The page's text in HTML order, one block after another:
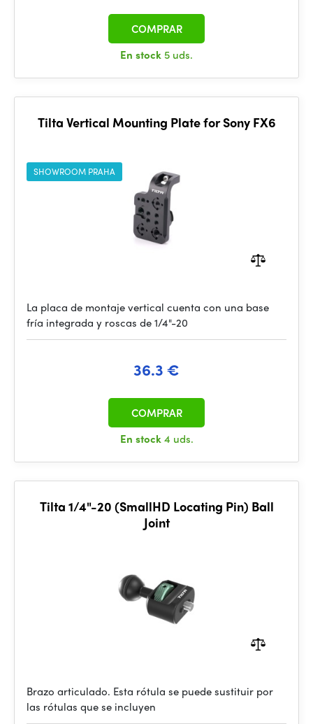
En stock 5 uds.
COMPRAR
Tilta Vertical Mounting Plate for Sony FX6
SHOWROOM PRAHA
La placa de montaje vertical cuenta con una base
fría integrada y roscas de 1/4"-20
36.3 €
En stock4 uds.
COMPRAR
Tilta 1/4"-20 (SmallHD Locating Pin) Ball
Joint
Brazo articulado. Esta rótula se puede sustituir por
las rótulas que se incluyen